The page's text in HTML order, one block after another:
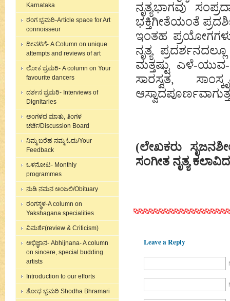
Karnataka
ರಂಗ ಭ್ರಮರಿ-Article space for Art
connoisseur
ದೀವಟಿಗೆ- A Column on unique
attempts and reviews of art
ಲೋಕ ಭ್ರಮರಿ- A column on Your
favourite dancers
ದರ್ಶನ ಭ್ರಮರಿ- Interviews of
Dignitaries
ಅಂಗಳದ ಮಾತು, ತಿಂಗಳ
ಚರ್ಚೆ/Discussion Board
ನಿಮ್ಮ ಬರೆಹ ನಮ್ಮ ಓದು/Your
Feedback
ಒಳನೋಟ- Monthly
programmes
ನುಡಿ ನಮನ ಅಂಜಲಿ/Obituary
ರಂಗಸ್ಥಳ-A column on
Yakshagana specialities
ವಿಮರ್ಶೆ(review & Criticism)
ಅಭಿಜ್ಞಾನ- Abhijnana- A column
on sincere, special budding
artists
Introduction to our efforts
ಶೋಧ ಭ್ರಮರಿ Shodha Bhramari
ನೃತ್ಯಭಾಗವು
ಭಕ್ತಿಗೀತೆಯಂತೆ
ಇಂತಹ
ನೃತ್ಯ
ಮತ್ತಷ್ಟು ಎಳೆ-
ಸಾರಸ್ವತ,
(ಲೇಖಕರು
ಸಂಗೀತ ನೃತ್ಯ
Leave a Reply